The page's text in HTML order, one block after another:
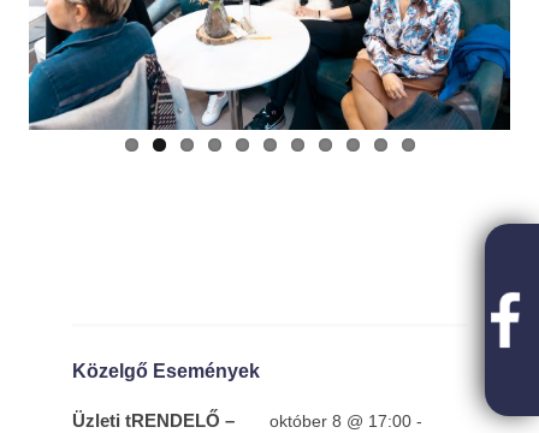
Previous Next
Közelgő Események
Üzleti tRENDELŐ – október 8 @ 17:00 -